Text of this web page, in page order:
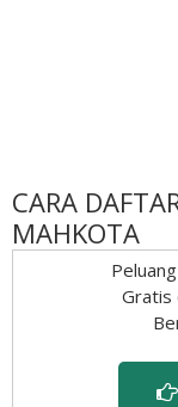
CARA
MAHKOTA
Gratis